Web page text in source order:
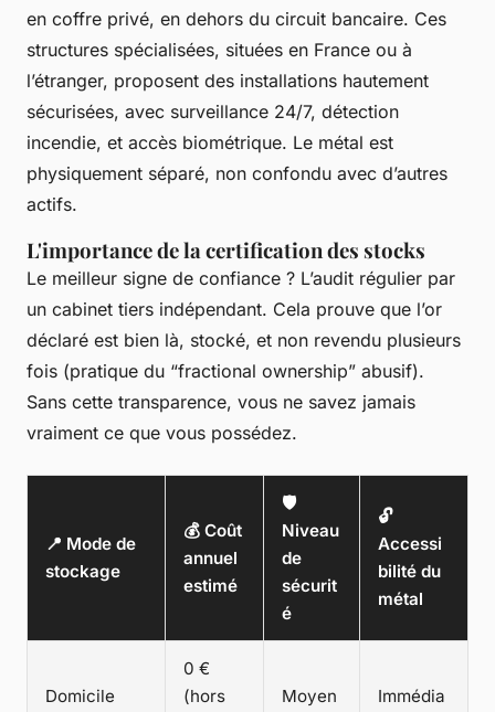
en coffre privé, en dehors du circuit bancaire. Ces
structures spécialisées, situées en France ou à
l’étranger, proposent des installations hautement
sécurisées, avec surveillance 24/7, détection
incendie, et accès biométrique. Le métal est
physiquement séparé, non confondu avec d’autres
actifs.
L'importance de la certification des stocks
Le meilleur signe de confiance ? L’audit régulier par
un cabinet tiers indépendant. Cela prouve que l’or
déclaré est bien là, stocké, et non revendu plusieurs
fois (pratique du “fractional ownership” abusif).
Sans cette transparence, vous ne savez jamais
vraiment ce que vous possédez.
📍 Mode de
stockage
💰 Coût
annuel
estimé
🛡️
Niveau
de
sécurit
é
🔓
Accessi
bilité du
métal
Domicile
0 €
(hors
Moyen
Immédia